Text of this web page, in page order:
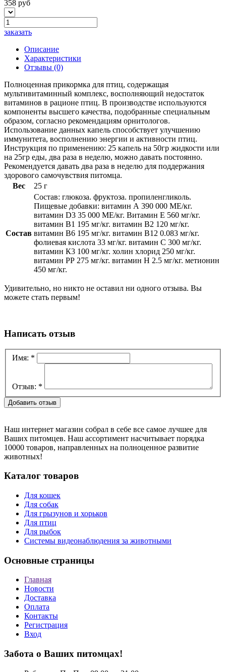
358 руб
заказать
Описание
Характеристики
Отзывы (0)
Полноценная прикормка для птиц, содержащая
мультивитаминный комплекс, восполняющий недостаток
витаминов в рационе птиц. В производстве используются
компоненты высшего качества, подобранные специальным
образом, согласно рекомендациям орнитологов.
Использование данных капель способствует улучшению
иммунитета, восполнению энергии и активности птиц.
Инструкция по применению: 25 капель на 50гр жидкости или
на 25гр еды, два раза в неделю, можно давать постоянно.
Рекомендуется давать два раза в неделю для поддержания
здорового самочувствия питомца.
Вес
25 г
Состав
Состав: глюкоза. фруктоза. пропиленгликоль.
Пищевые добавки: витамин А 390 000 МЕ/кг.
витамин D3 35 000 МЕ/кг. Витамин Е 560 мг/кг.
витамин B1 195 мг/кг. витамин B2 120 мг/кг.
витамин B6 195 мг/кг. витамин B12 0.083 мг/кг.
фолиевая кислота 33 мг/кг. витамин С 300 мг/кг.
витамин К3 100 мг/кг. холин хлорид 250 мг/кг.
витамин РР 275 мг/кг. витамин Н 2.5 мг/кг. метионин
450 мг/кг.
Удивительно, но никто не оставил ни одного отзыва. Вы
можете стать первым!
Написать отзыв
Имя: *
Отзыв: *
Наш интернет магазин собрал в себе все самое лучшее для
Ваших питомцев. Наш ассортимент насчитывает порядка
10000 товаров, направленных на полноценное развитие
животных!
Каталог товаров
Для кошек
Для собак
Для грызунов и хорьков
Для птиц
Для рыбок
Cистемы видеонаблюдения за животными
Основные страницы
Главная
Новости
Доставка
Оплата
Контакты
Регистрация
Вход
Забота о Ваших питомцах!